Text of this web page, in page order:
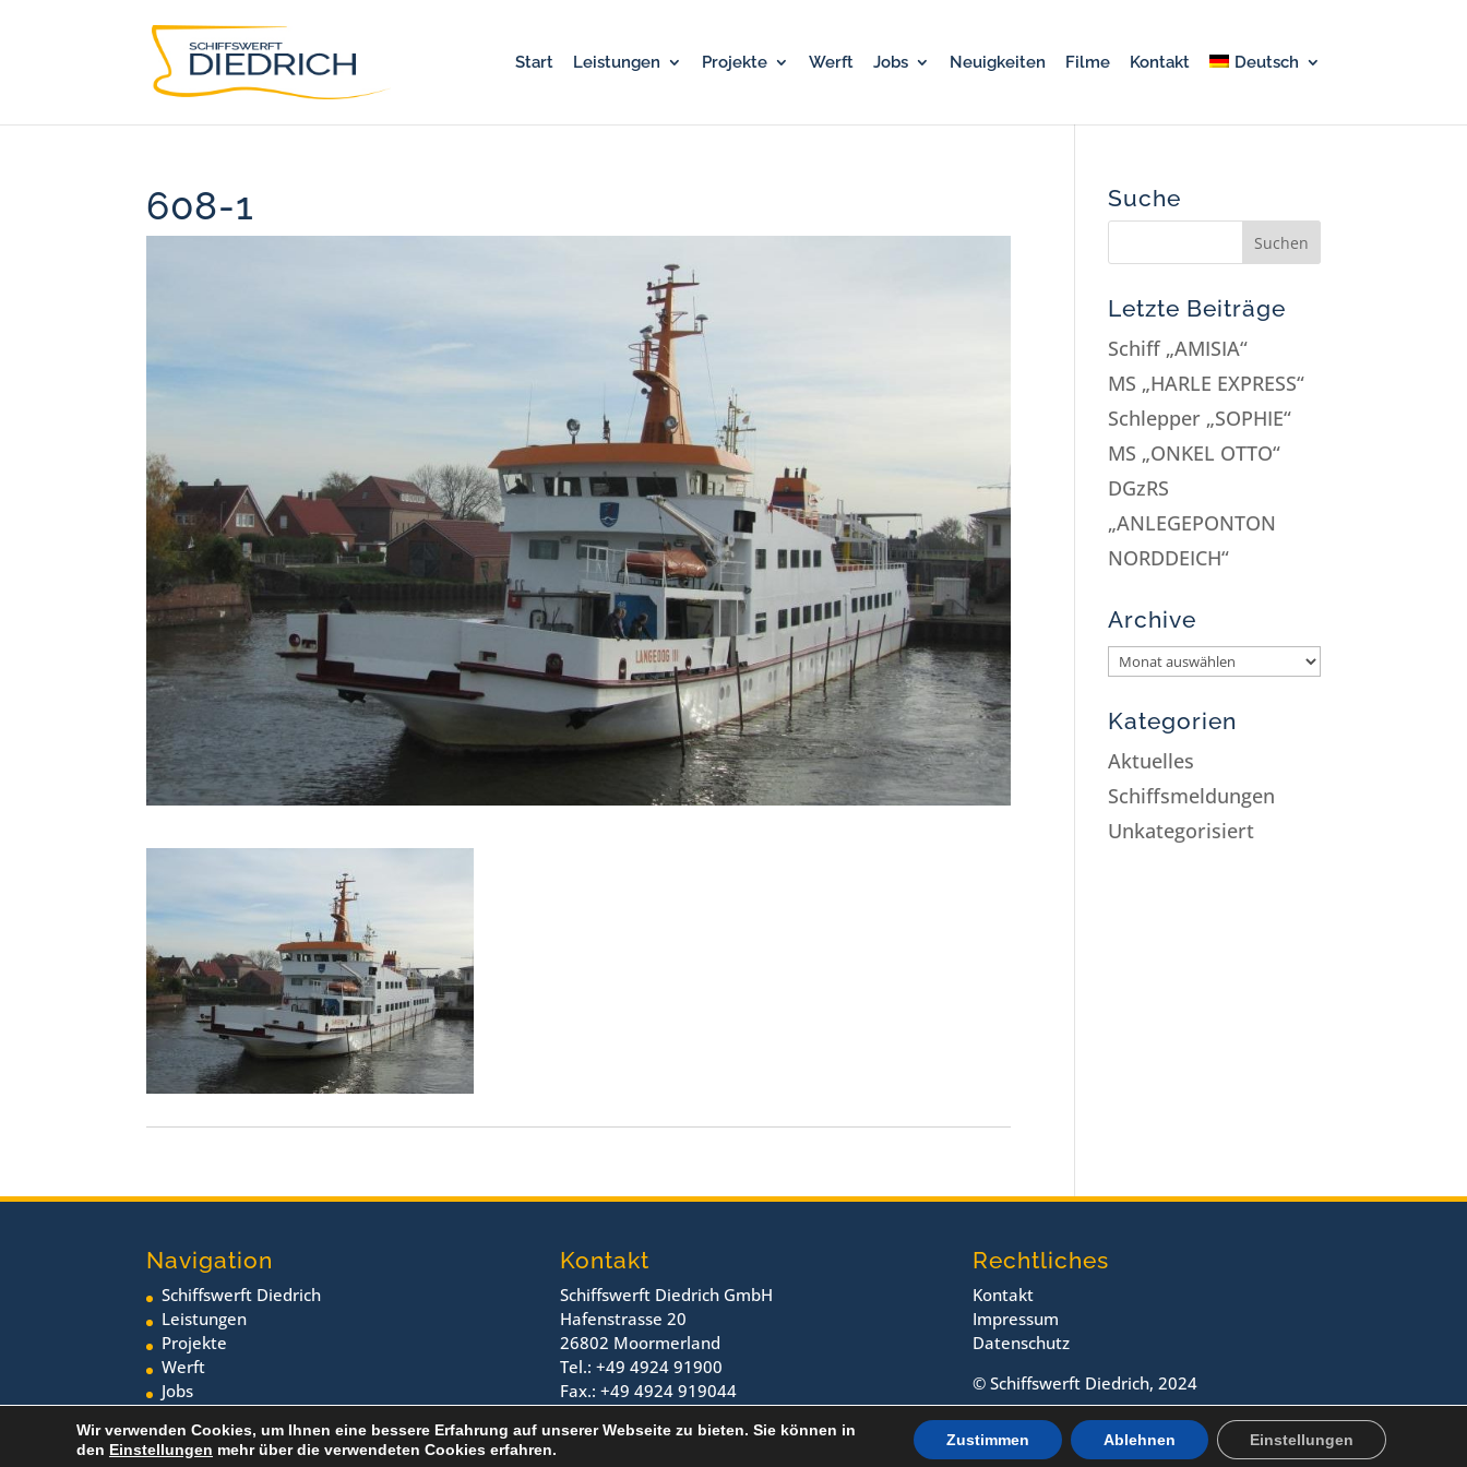
Start Leistungen Projekte Werft Jobs Neuigkeiten Filme Kontakt Deutsch
608-1 Suche
Letzte Beiträge
Schiff „AMISIA“
MS „HARLE EXPRESS“
Schlepper „SOPHIE“
MS „ONKEL OTTO“
DGzRS
„ANLEGEPONTON
NORDDEICH“
Archive
Kategorien
Aktuelles
Schiffsmeldungen
Unkategorisiert
Navigation
Schiffswerft Diedrich
Leistungen
Projekte
Werft
Jobs
Kontakt
Schiffswerft Diedrich GmbH
Hafenstrasse 20
26802 Moormerland
Tel.: +49 4924 91900
Fax.: +49 4924 919044
Rechtliches
Kontakt
Impressum
Datenschutz
© Schiffswerft Diedrich, 2024
Wir verwenden Cookies, um Ihnen eine bessere Erfahrung auf unserer Webseite zu bieten. Sie können in
den Einstellungen mehr über die verwendeten Cookies erfahren.
Zustimmen Ablehnen Einstellungen